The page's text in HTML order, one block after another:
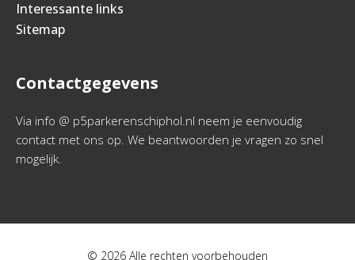
Interessante links
Sitemap
Contactgegevens
Via info @ p5parkerenschiphol.nl neem je eenvoudig
contact met ons op. We beantwoorden je vragen zo snel
mogelijk.
© 2026 Alle rechten voorbehouden